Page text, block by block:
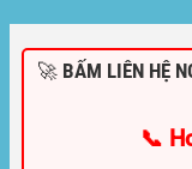
🚀 BẤM LIÊN HỆ
📞